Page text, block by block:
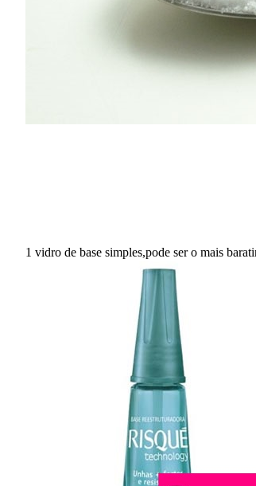
1 vidro de base simples,pode ser o mais